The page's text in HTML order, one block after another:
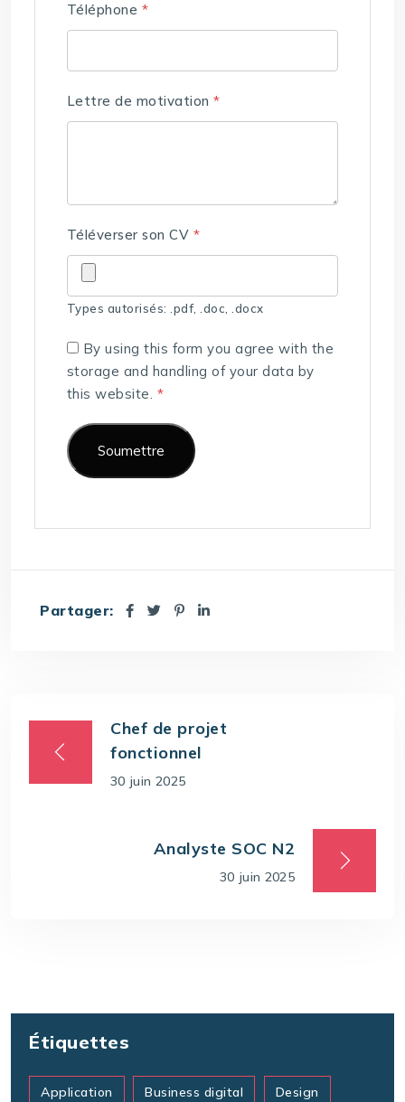
Téléphone *
Lettre de motivation*
Téléverser son CV *
Types autorisés: .pdf, .doc, .docx
By using this form you agree with the
storage and handling of your data by
this website. *
Partager:
Chef de projet
fonctionnel
30 juin 2025
Analyste SOC N2
30 juin 2025
Étiquettes
Application Business digital Design